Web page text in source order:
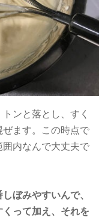
ンと落とし、すく
ます。この時点で
内なんで大丈夫で
ぼみやすいんで、
って加え、それを